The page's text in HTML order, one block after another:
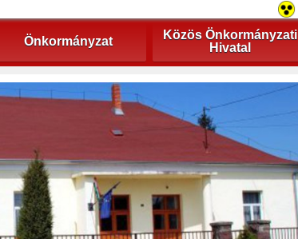
Önkormányzat
Közös Önkormányzati
Hivatal